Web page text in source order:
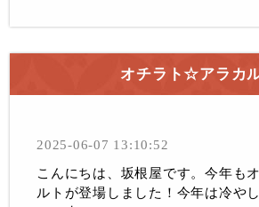
オチラト☆アラカ
2025-06-07 13:10:52
こんにちは、坂根屋です。今年も
ルトが登場しました！今年は冷や